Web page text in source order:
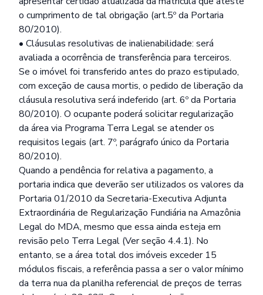
o cumprimento de tal obrigação (art.5º da Portaria
80/2010).
• Cláusulas resolutivas de inalienabilidade: será
avaliada a ocorrência de transferência para terceiros.
Se o imóvel foi transferido antes do prazo estipulado,
com exceção de causa mortis, o pedido de liberação da
cláusula resolutiva será indeferido (art. 6º da Portaria
80/2010). O ocupante poderá solicitar regularização
da área via Programa Terra Legal se atender os
requisitos legais (art. 7º, parágrafo único da Portaria
80/2010).
Quando a pendência for relativa a pagamento, a
portaria indica que deverão ser utilizados os valores da
Portaria 01/2010 da Secretaria-Executiva Adjunta
Extraordinária de Regularização Fundiária na Amazônia
Legal do MDA, mesmo que essa ainda esteja em
revisão pelo Terra Legal (Ver seção 4.4.1). No
entanto, se a área total dos imóveis exceder 15
módulos fiscais, a referência passa a ser o valor mínimo
da terra nua da planilha referencial de preços de terras